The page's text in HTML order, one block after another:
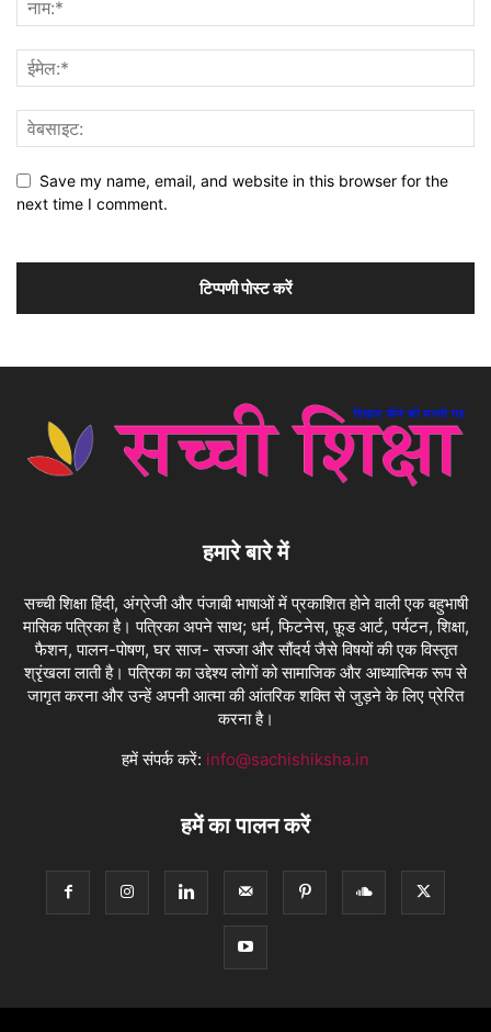
Save my name, email, and website in this browser for the
next time I comment.
हमारे बारे में
सच्ची शिक्षा हिंदी, अंग्रेजी और पंजाबी भाषाओं में प्रकाशित होने वाली एक बहुभाषी
मासिक पत्रिका है। पत्रिका अपने साथ; धर्म, फिटनेस, फ़ूड आर्ट, पर्यटन, शिक्षा,
फैशन, पालन-पोषण, घर साज- सज्जा और सौंदर्य जैसे विषयों की एक विस्तृत
श्रृंखला लाती है। पत्रिका का उद्देश्य लोगों को सामाजिक और आध्यात्मिक रूप से
जागृत करना और उन्हें अपनी आत्मा की आंतरिक शक्ति से जुड़ने के लिए प्रेरित
करना है।
हमें संपर्क करें: info@sachishiksha.in
हमें का पालन करें